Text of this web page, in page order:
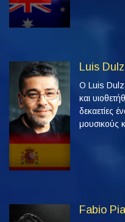
Luis
Ο Luis
και
δεκαετίες
μουσικούς
Fabio